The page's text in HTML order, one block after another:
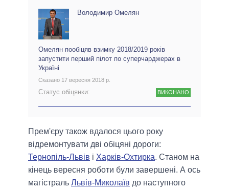
Володимир Омелян
Омелян пообіцяв взимку 2018/2019 років
запустити перший пілот по суперчарджерах в
Україні
Сказано 17 вересня 2018 р.
Статус обіцянки: ВИКОНАНО
Прем'єру також вдалося цього року
відремонтувати дві обіцяні дороги:
Тернопіль-Львів і Харків-Охтирка. Станом на
кінець вересня роботи були завершені. А ось
магістраль Львів-Миколаїв до наступного